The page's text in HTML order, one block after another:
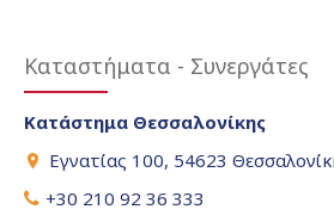
Καταστήματα - Συνεργάτες
Κατάστημα Θεσσαλονίκης
Εγνατίας 100, 54623
+30 210 92 36 333